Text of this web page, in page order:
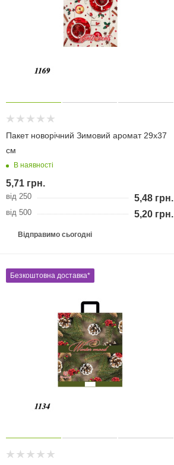
Пакет новорічний Зимовий аромат 29х37
см
В наявності
5,71 грн.
від 250 5,48грн.
від 500 5,20грн.
Відправимо сьогодні
Безкоштовна доставка*